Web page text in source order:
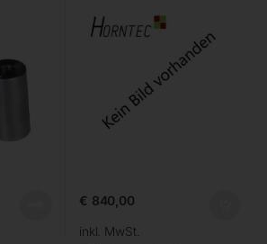
€ 840,00
inkl. MwSt.